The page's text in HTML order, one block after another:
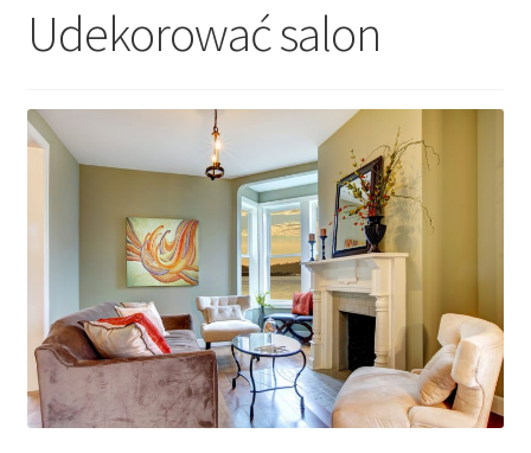
Udekorować salon